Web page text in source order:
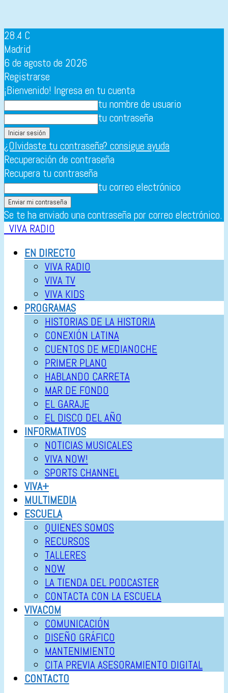
28.4 C
Madrid
6 de agosto de 2026
Registrarse
¡Bienvenido! Ingresa en tu cuenta
tu nombre de usuario
tu contraseña
¿Olvidaste tu contraseña? consigue ayuda
Recuperación de contraseña
Recupera tu contraseña
tu correo electrónico
Se te ha enviado una contraseña por correo electrónico.
VIVA RADIO
EN DIRECTO
VIVA RADIO
VIVA TV
VIVA KIDS
PROGRAMAS
HISTORIAS DE LA HISTORIA
CONEXIÓN LATINA
CUENTOS DE MEDIANOCHE
PRIMER PLANO
HABLANDO CARRETA
MAR DE FONDO
EL GARAJE
EL DISCO DEL AÑO
INFORMATIVOS
NOTICIAS MUSICALES
VIVA NOW!
SPORTS CHANNEL
VIVA+
MULTIMEDIA
ESCUELA
QUIENES SOMOS
RECURSOS
TALLERES
NOW
LA TIENDA DEL PODCASTER
CONTACTA CON LA ESCUELA
VIVACOM
COMUNICACIÓN
DISEÑO GRÁFICO
MANTENIMIENTO
CITA PREVIA ASESORAMIENTO DIGITAL
CONTACTO